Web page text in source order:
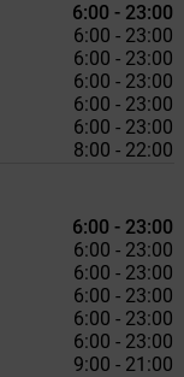
6:00 - 23:00
6:00 - 23:00
6:00 - 23:00
6:00 - 23:00
6:00 - 23:00
6:00 - 23:00
8:00 - 22:00
6:00 - 23:00
6:00 - 23:00
6:00 - 23:00
6:00 - 23:00
6:00 - 23:00
6:00 - 23:00
9:00 - 21:00